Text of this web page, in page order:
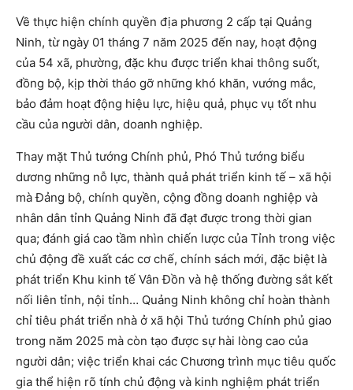
Về thực hiện chính quyền địa phương 2 cấp tại Quảng
Ninh, từ ngày 01 tháng 7 năm 2025 đến nay, hoạt động
của 54 xã, phường, đặc khu được triển khai thông suốt,
đồng bộ, kịp thời tháo gỡ những khó khăn, vướng mắc,
bảo đảm hoạt động hiệu lực, hiệu quả, phục vụ tốt nhu
cầu của người dân, doanh nghiệp.
Thay mặt Thủ tướng Chính phủ, Phó Thủ tướng biểu
dương những nỗ lực, thành quả phát triển kinh tế – xã hội
mà Đảng bộ, chính quyền, cộng đồng doanh nghiệp và
nhân dân tỉnh Quảng Ninh đã đạt được trong thời gian
qua; đánh giá cao tầm nhìn chiến lược của Tỉnh trong việc
chủ động đề xuất các cơ chế, chính sách mới, đặc biệt là
phát triển Khu kinh tế Vân Đồn và hệ thống đường sắt kết
nối liên tỉnh, nội tỉnh… Quảng Ninh không chỉ hoàn thành
chỉ tiêu phát triển nhà ở xã hội Thủ tướng Chính phủ giao
trong năm 2025 mà còn tạo được sự hài lòng cao của
người dân; việc triển khai các Chương trình mục tiêu quốc
gia thể hiện rõ tính chủ động và kinh nghiệm phát triển